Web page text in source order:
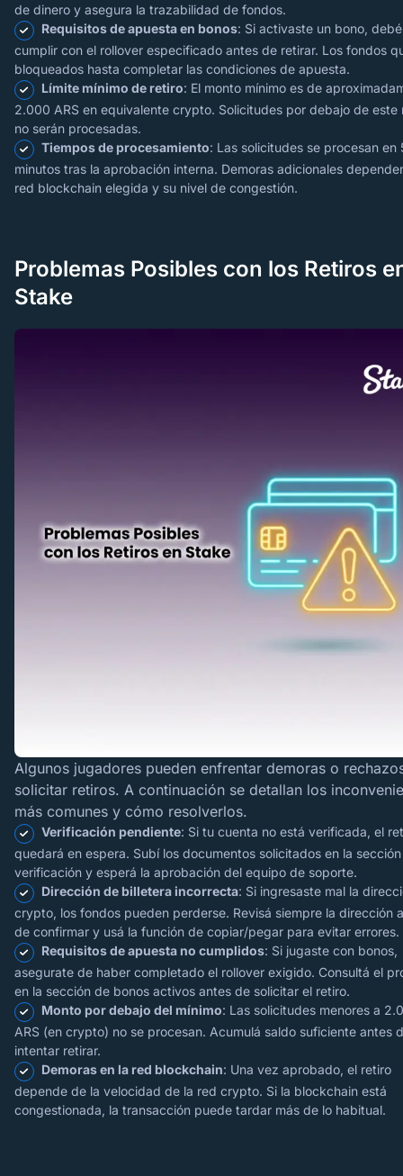
de dinero y asegura la trazabilidad de fondos.
Requisitos de apuesta en bonos: Si activaste un bono,
cumplir con el rollover especificado antes de retirar. Los fondos
bloqueados hasta completar las condiciones de apuesta.
Límite mínimo de retiro: El monto mínimo es de
2.000 ARS en equivalente crypto. Solicitudes por debajo de este
no serán procesadas.
Tiempos de procesamiento: Las solicitudes se procesan en
minutos tras la aprobación interna. Demoras adicionales
red blockchain elegida y su nivel de congestión.
Problemas Posibles con los Retiros
Stake
Algunos jugadores pueden enfrentar demoras o
solicitar retiros. A continuación se detallan los
más comunes y cómo resolverlos.
Verificación pendiente: Si tu cuenta no está verificada, el
quedará en espera. Subí los documentos solicitados en la
verificación y esperá la aprobación del equipo de soporte.
Dirección de billetera incorrecta: Si ingresaste mal la
crypto, los fondos pueden perderse. Revisá siempre la dirección
de confirmar y usá la función de copiar/pegar para evitar errores.
Requisitos de apuesta no cumplidos: Si jugaste con bonos,
asegurate de haber completado el rollover exigido. Consultá el
en la sección de bonos activos antes de solicitar el retiro.
Monto por debajo del mínimo: Las solicitudes menores a
ARS (en crypto) no se procesan. Acumulá saldo suficiente antes
intentar retirar.
Demoras en la red blockchain: Una vez aprobado, el retiro
depende de la velocidad de la red crypto. Si la blockchain está
congestionada, la transacción puede tardar más de lo habitual.